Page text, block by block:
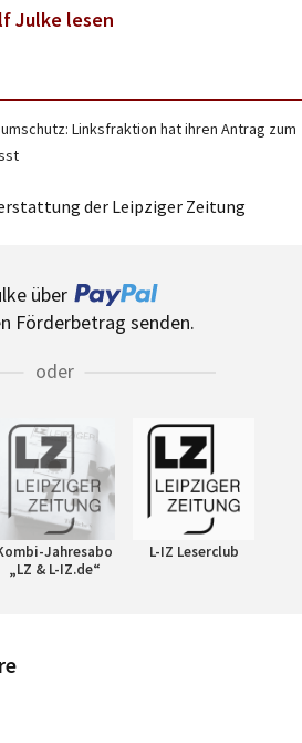
Julke lesen
Linksfraktion hat ihren Antrag zum
der Leipziger Zeitung
über
Förderbetrag senden.
oder
Jahresabo
„LZ & L-IZ.de“
L-IZ Leserclub